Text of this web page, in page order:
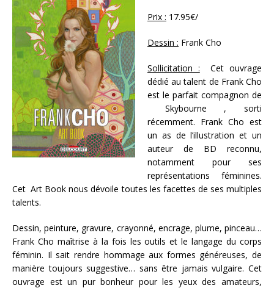
Prix : 17.95€/
Dessin : Frank Cho
Sollicitation : Cet ouvrage
dédié au talent de Frank Cho
est le parfait compagnon de
Skybourne , sorti
récemment. Frank Cho est
un as de l’illustration et un
auteur de BD reconnu,
notamment pour ses
représentations féminines.
Cet Art Book nous dévoile toutes les facettes de ses multiples
talents.
Dessin, peinture, gravure, crayonné, encrage, plume, pinceau…
Frank Cho maîtrise à la fois les outils et le langage du corps
féminin. Il sait rendre hommage aux formes généreuses, de
manière toujours suggestive… sans être jamais vulgaire. Cet
ouvrage est un pur bonheur pour les yeux des amateurs,